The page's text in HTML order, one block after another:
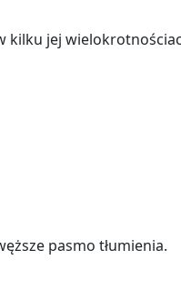
jej
pasmo tłumienia.